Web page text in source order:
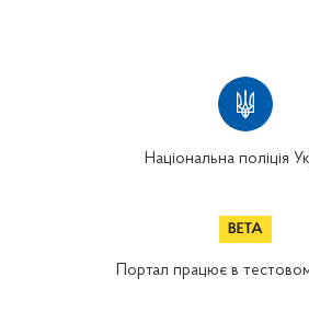
Національна поліція
Портал працює в